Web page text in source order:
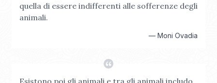
quella di essere indifferenti alle sofferenze degli
animali.
— Moni Ovadia
Esistono poi gli animali e tra gli animali includo